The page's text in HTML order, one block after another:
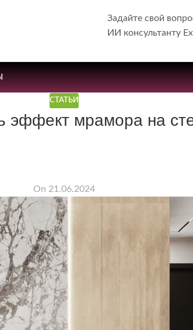
Задайте свой
ИИ консультанту
СТАТЬИ
эффект мрамора на
On 21.06.2024